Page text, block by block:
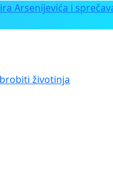
Arsenijevića i
životinja